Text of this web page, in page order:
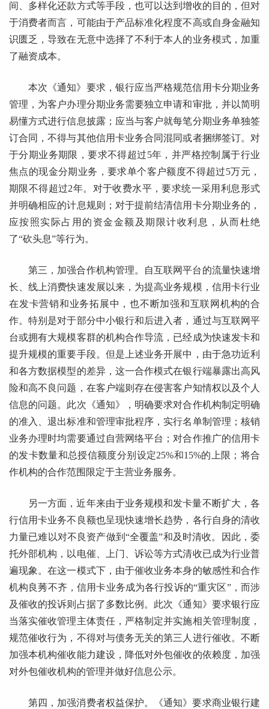
间、多样化还款方式等手段，也可以达到增收的目的，但对
于消费者而言，可能由于产品标准化程度不高或自身金融知
识匮乏，导致在无意中选择了不利于本人的业务模式，加重
了融资成本。
本次《通知》要求，银行应当严格规范信用卡分期业务
管理，为客户办理分期业务需要独立申请和审批，并以简明
易懂方式进行信息披露；应当与客户就每笔分期业务单独签
订合同，不得与其他信用卡业务合同混同或者捆绑签订。对
于分期业务期限，要求不得超过5年，并严格控制属于行业
焦点的现金分期业务，要求单个客户额度不得超过5万元，
期限不得超过2年。对于收费水平，要求统一采用利息形式
并明确相应的计息规则；对于提前结清信用卡分期业务的，
应按照实际占用的资金金额及期限计收利息，从而杜绝
了“砍头息”等行为。
第三，加强合作机构管理。自互联网平台的流量快速增
长、线上消费快速发展以来，为提高业务规模，信用卡行业
在发卡营销和业务拓展中，也不断加强和互联网机构的合
作。特别是对于部分中小银行和后进入者，通过与互联网平
台或拥有大规模客群的机构合作导流，已经成为快速发卡和
提升规模的重要手段。但是上述业务开展中，由于急功近利
和各方数据模型的差异，这一合作模式在银行端暴露出高风
险和高不良问题，在客户端则存在侵害客户知情权以及个人
信息的问题。此次《通知》，明确要求对合作机构制定明确
的准入、退出标准和管理审批程序，实行名单制管理；核销
业务办理时均需要通过自营网络平台；对合作推广的信用卡
的发卡数量和总授信额度分别设定25%和15%的上限；将合
作机构的合作范围限定于主营业务服务。
另一方面，近年来由于业务规模和发卡量不断扩大，各
行信用卡业务不良额也呈现快速增长趋势，各行自身的清收
力量已难以对不良资产做到“全覆盖”和及时清收。因此，委
托外部机构，以电催、上门、诉讼等方式清收已成为行业普
遍现象。在这一模式下，由于催收业务本身的敏感性和合作
机构良莠不齐，信用卡业务成为各行投诉的“重灾区”，而涉
及催收的投诉则占据了多数比例。此次《通知》要求银行应
当落实催收管理主体责任，严格制定并实施相关管理制度，
规范催收行为，不得对与债务无关的第三人进行催收。不断
加强本机构催收能力建设，降低对外包催收的依赖度，加强
对外包催收机构的管理并做好信息公示。
第四，加强消费者权益保护。《通知》要求商业银行建